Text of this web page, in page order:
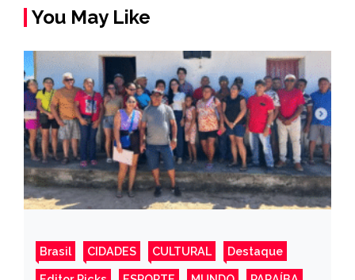
You May Like
Brasil CIDADES CULTURAL Destaque